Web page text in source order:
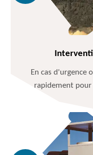
En cas d'urgence
rapidement pour